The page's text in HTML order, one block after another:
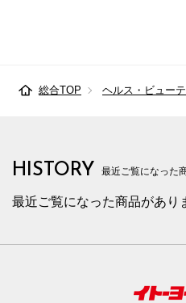
総合TOP ヘルス・ビュー
HISTORY 最近ご覧になった
最近ご覧になった商品があり